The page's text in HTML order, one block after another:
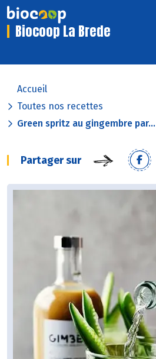
Biocoop La Brede
Accueil
Toutes nos recettes
Green spritz au gingembre par...
Partager sur